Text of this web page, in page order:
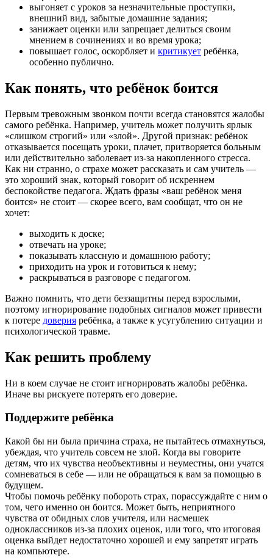
выгоняет с уроков за незначительные проступки,
внешний вид, забытые домашние задания;
занижает оценки или запрещает делиться своим
мнением в сочинениях и во время урока;
повышает голос, оскорбляет и критикует ребёнка,
особенно публично.
Как понять, что ребёнок боится
Первым тревожным звонком почти всегда становятся жалобы
самого ребёнка. Например, учитель может получить ярлык
«слишком строгий» или «злой». Другой признак: ребёнок
отказывается посещать уроки, плачет, притворяется больным
или действительно заболевает из‑за накопленного стресса.
Как ни странно, о страхе может рассказать и сам учитель —
это хороший знак, который говорит об искреннем
беспокойстве педагога. Ждать фразы «ваш ребёнок меня
боится» не стоит — скорее всего, вам сообщат, что он не
хочет:
выходить к доске;
отвечать на уроке;
показывать классную и домашнюю работу;
приходить на урок и готовиться к нему;
раскрываться в разговоре с педагогом.
Важно помнить, что дети беззащитны перед взрослыми,
поэтому игнорирование подобных сигналов может привести
к потере доверия ребёнка, а также к усугублению ситуации и
психологической травме.
Как решить проблему
Ни в коем случае не стоит игнорировать жалобы ребёнка.
Иначе вы рискуете потерять его доверие.
Поддержите ребёнка
Какой бы ни была причина страха, не пытайтесь отмахнуться,
убеждая, что учитель совсем не злой. Когда вы говорите
детям, что их чувства необъективны и неуместны, они учатся
сомневаться в себе — или не обращаться к вам за помощью в
будущем.
Чтобы помочь ребёнку побороть страх, порассуждайте с ним о
том, чего именно он боится. Может быть, неприятного
чувства от обидных слов учителя, или насмешек
одноклассников из‑за плохих оценок, или того, что итоговая
оценка выйдет недостаточно хорошей и ему запретят играть
на компьютере.